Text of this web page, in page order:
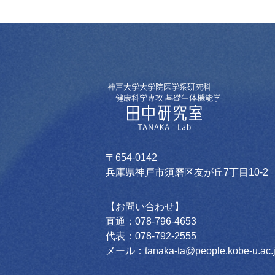
〒654-0142
兵庫県神戸市須磨区友が丘7丁目10-2
【お問い合わせ】
直通：078-796-4653
代表：078-792-2555
メール：tanaka-ta@people.kobe-